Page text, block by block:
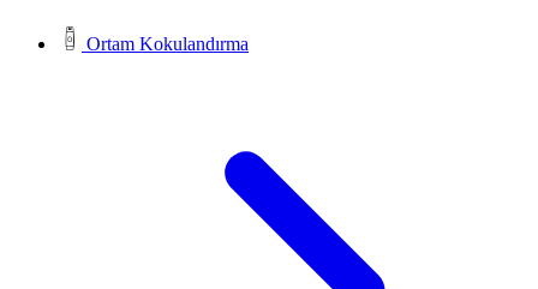
Ortam Kokulandırma